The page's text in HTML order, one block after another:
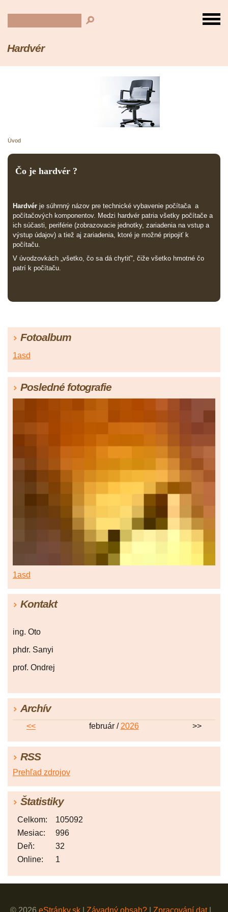
Hardvér
Úvod
Čo je hardvér ?
Hardvér je súhrnný názov pre technické vybavenie počítača a
počítačových komponentov. Medzi hardvér patria všetky počítače a
ich súčasti, periférie (zobrazovacie jednotky, zariadenia na vstup a
výstup údajov) a tiež aj zariadenia, ktoré je možné pripojiť k
počítaču.
V úvodzovkách „všetko, čo sa dá chytiť“, čiže všetko hmotné čo
patrí k počítaču.
Fotoalbum
1asd
Posledné fotografie
1asd
Kontakt
ing. Oto
phdr. Sanyi
prof. Ondrej
Archív
<< február / 2026 >>
RSS
Prehľad zdrojov
Štatistiky
Online: 1
Celkom:
105092
Mesiac:
996
Deň:
32